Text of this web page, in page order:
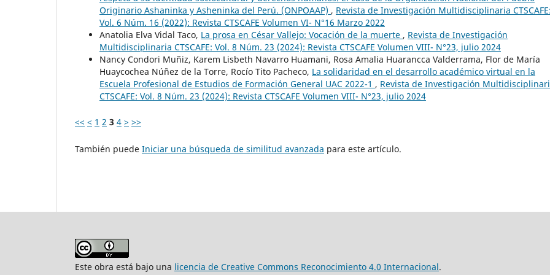
Originario Ashaninka y Asheninka del Perú. (ONPOAAP) , Revista de Investigación Multidisciplinaria
Vol. 6 Núm. 16 (2022): Revista CTSCAFE Volumen VI- N°16 Marzo 2022
Anatolia Elva Vidal Taco, La prosa en César Vallejo: Vocación de la muerte , Revista de Investigación
Multidisciplinaria CTSCAFE: Vol. 8 Núm. 23 (2024): Revista CTSCAFE Volumen VIII- N°23, julio 2024
Nancy Condori Muñiz, Karem Lisbeth Navarro Huamani, Rosa Amalia Huarancca Valderrama, Flor de María
Huaycochea Núñez de la Torre, Rocío Tito Pacheco, La solidaridad en el desarrollo académico virtual en la
Escuela Profesional de Estudios de Formación General UAC 2022-1 , Revista de Investigación
CTSCAFE: Vol. 8 Núm. 23 (2024): Revista CTSCAFE Volumen VIII- N°23, julio 2024
<< < 1 2 3 4 > >>
También puede Iniciar una búsqueda de similitud avanzada para este artículo.
Este obra está bajo una licencia de Creative Commons Reconocimiento 4.0 Internacional.